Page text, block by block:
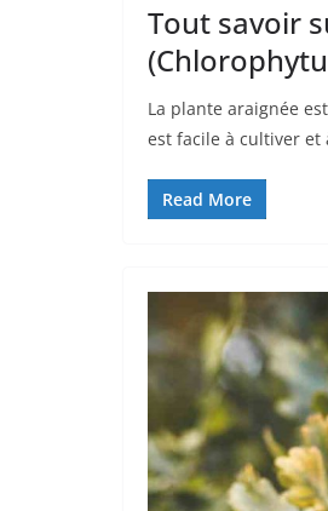
Tout savoir
La plante araignée
est facile à cultiver et
Read More